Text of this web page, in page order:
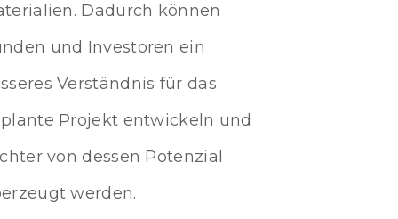
Dadurch können
und Investoren ein
Verständnis für das
Projekt entwickeln und
von dessen Potenzial
werden.